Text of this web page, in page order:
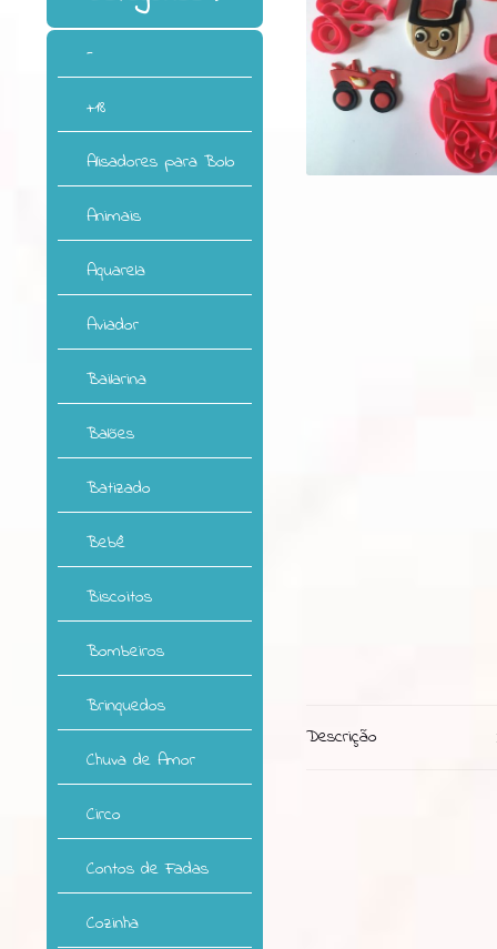
Descrição
-
+18
Alisadores para Bolo
Animais
Aquarela
Aviador
Bailarina
Balões
Batizado
Bebê
Biscoitos
Bombeiros
Brinquedos
Chuva de Amor
Circo
Contos de Fadas
Cozinha